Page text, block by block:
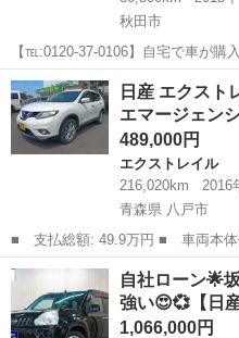
秋田市
【℡:0120-37-0106】自宅で車が
除く) 今回のお車の詳細はこちらから↓仮審査も◎
https://www.otoron.jp/lists/
秋田 秋田市 エクストレイル
日産 エクス
エマージェン
489,000円
エクストレイル
216,020km
2016
青森県 八戸市
■ 支払総額: 49.9万円 ■ 車両本体価格： 489,000 円 ■ メーカー
名： 日産 ■ 車種名： エクスト
Ｘ ハイブリッド エマージェン
被害軽減装置／...
青森 八戸市 エクストレイ
自社ローン🌟
強い😍💞【
1,066,000円